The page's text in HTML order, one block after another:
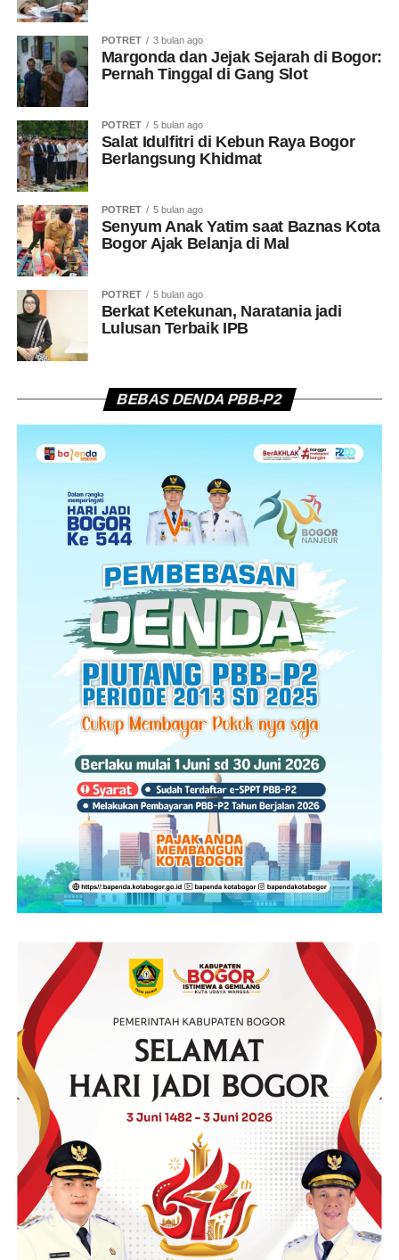
POTRET 3 bulan ago
Margonda dan Jejak Sejarah di Bogor:
Pernah Tinggal di Gang Slot
POTRET 5 bulan ago
Salat Idulfitri di Kebun Raya Bogor
Berlangsung Khidmat
POTRET 5 bulan ago
Senyum Anak Yatim saat Baznas Kota
Bogor Ajak Belanja di Mal
POTRET 5 bulan ago
Berkat Ketekunan, Naratania jadi
Lulusan Terbaik IPB
BEBAS DENDA PBB-P2